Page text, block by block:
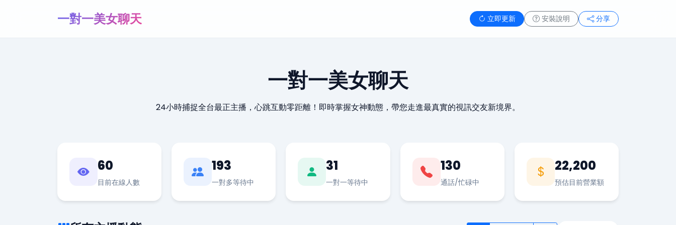
一對一美女聊天 立即更新 安裝說明 分享
一對一美女聊天
24小時捕捉全台最正主播，心跳互動零距離！即時掌握女神動態，帶您走進最真實的視訊交友新境界。
60
目前在線人數
193
一對多等待中
31
一對一等待中
130
通話/忙碌中
22,200
預估目前營業額